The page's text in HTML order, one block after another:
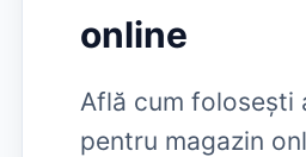
online
Află cum folosești
pentru magazin